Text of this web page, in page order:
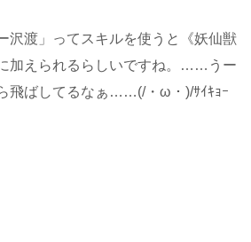
沢渡」ってスキルを使うと《妖仙獣
加えられるらしいですね。……うー
飛ばしてるなぁ……(/・ω・)/ｻｲｷｮｰ